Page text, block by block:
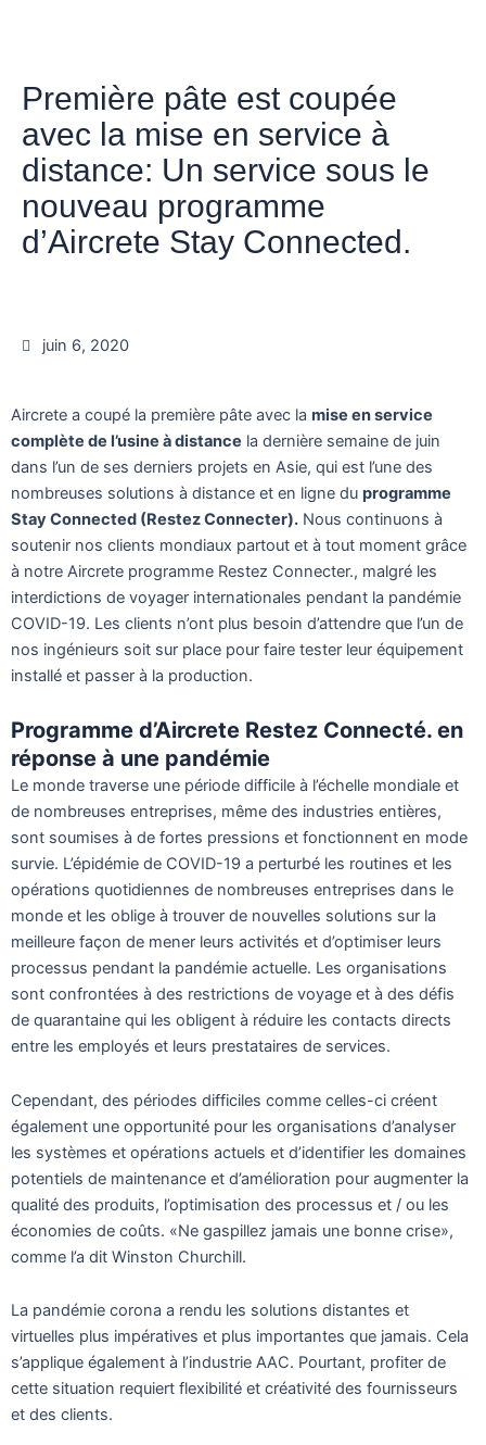
Première pâte est coupée
avec la mise en service à
distance: Un service sous le
nouveau programme
d’Aircrete Stay Connected.
juin 6, 2020
Aircrete a coupé la première pâte avec la mise en service
complète de l’usine à distance la dernière semaine de juin
dans l’un de ses derniers projets en Asie, qui est l’une des
nombreuses solutions à distance et en ligne du programme
Stay Connected (Restez Connecter). Nous continuons à
soutenir nos clients mondiaux partout et à tout moment grâce
à notre Aircrete programme Restez Connecter., malgré les
interdictions de voyager internationales pendant la pandémie
COVID-19. Les clients n’ont plus besoin d’attendre que l’un de
nos ingénieurs soit sur place pour faire tester leur équipement
installé et passer à la production.
Programme d’Aircrete Restez Connecté. en
réponse à une pandémie
Le monde traverse une période difficile à l’échelle mondiale et
de nombreuses entreprises, même des industries entières,
sont soumises à de fortes pressions et fonctionnent en mode
survie. L’épidémie de COVID-19 a perturbé les routines et les
opérations quotidiennes de nombreuses entreprises dans le
monde et les oblige à trouver de nouvelles solutions sur la
meilleure façon de mener leurs activités et d’optimiser leurs
processus pendant la pandémie actuelle. Les organisations
sont confrontées à des restrictions de voyage et à des défis
de quarantaine qui les obligent à réduire les contacts directs
entre les employés et leurs prestataires de services.
Cependant, des périodes difficiles comme celles-ci créent
également une opportunité pour les organisations d’analyser
les systèmes et opérations actuels et d’identifier les domaines
potentiels de maintenance et d’amélioration pour augmenter la
qualité des produits, l’optimisation des processus et / ou les
économies de coûts. «Ne gaspillez jamais une bonne crise»,
comme l’a dit Winston Churchill.
La pandémie corona a rendu les solutions distantes et
virtuelles plus impératives et plus importantes que jamais. Cela
s’applique également à l’industrie AAC. Pourtant, profiter de
cette situation requiert flexibilité et créativité des fournisseurs
et des clients.